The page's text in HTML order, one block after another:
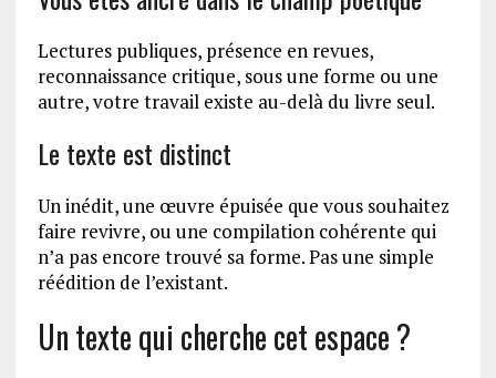
Lectures publiques, présence en revues,
reconnaissance critique, sous une forme ou une
autre, votre travail existe au-delà du livre seul.
Le texte est distinct
Un inédit, une œuvre épuisée que vous souhaitez
faire revivre, ou une compilation cohérente qui
n’a pas encore trouvé sa forme. Pas une simple
réédition de l’existant.
Un texte qui cherche cet espace ?